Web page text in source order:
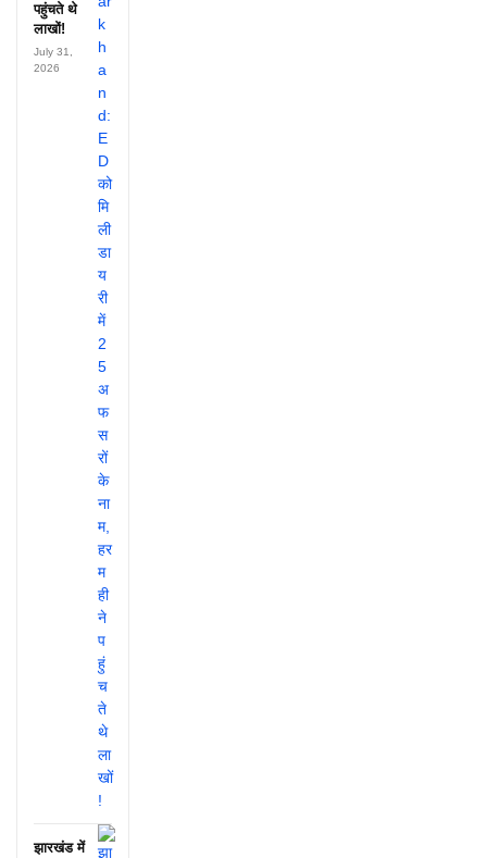
पहुंचते थे
लाखों!
July 31,
2026
झारखंड में